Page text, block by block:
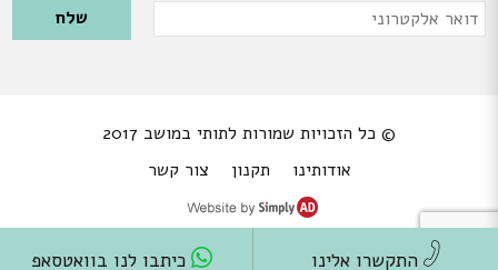
Please leave this field empty.
דואר
© כל הזכויות שמורות לתותי במושב 2017
אודותינו
תקנון צור קשר
התקשרו אלינו כיתבו לנו בוואטסאפ